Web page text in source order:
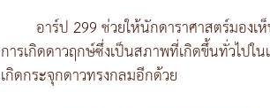
อาร์ป 299 ช่วยให้นักดาราศาสตร์มอง
การเกิดดาวฤกษ์ซึ่งเป็นสภาพที่เกิดขึ้นทั่วไป
เกิดกระจุกดาวทรงกลมอีกด้วย